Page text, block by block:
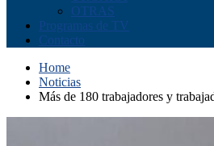
OTRAS
Programas de TV
Contacto
Home
Noticias
Más de 180 trabajadores y